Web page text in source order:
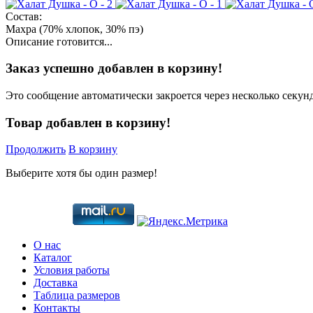
Состав:
Махра (70% хлопок, 30% пэ)
Описание готовится...
Заказ успешно добавлен в корзину!
Это сообщение автоматически закроется через несколько
Товар добавлен в корзину!
Продолжить В корзину
Выберите хотя бы один размер!
О нас
Каталог
Условия работы
Доставка
Таблица размеров
Контакты